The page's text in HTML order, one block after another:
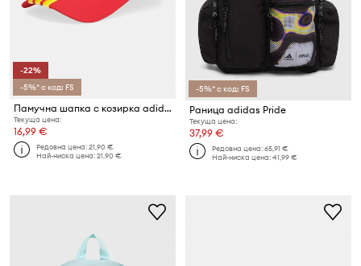
-22%
-5%* с код: FS
Памучна шапка с козирка adidas
Текуща цена:
16,99 €
Редовна цена:21,90 €
Най-ниска цена:21,90 €
-5%* с код: FS
Раница adidas Pride
Текуща цена:
37,99 €
Редовна цена:65,91 €
Най-ниска цена:41,99 €